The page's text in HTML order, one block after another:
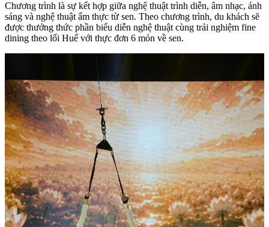
Chương trình là sự kết hợp giữa nghệ thuật trình diễn, âm nhạc, ánh
sáng và nghệ thuật ẩm thực từ sen. Theo chương trình, du khách sẽ
được thưởng thức phần biểu diễn nghệ thuật cùng trải nghiệm fine
dining theo lối Huế với thực đơn 6 món về sen.